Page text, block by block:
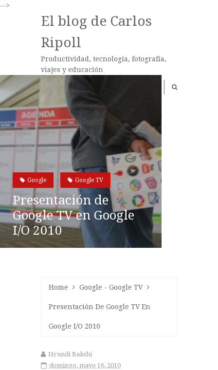
-->
El blog de Carlos
Ripoll
Productividad, tecnología, fotografía,
viajes y educación
Google Google TV
Presentación de
Google TV en Google
I/O 2010
Home Google - Google TV
Presentación De Google TV En
Google I/O 2010
Hrundi Bakshi
domingo, mayo 16, 2010